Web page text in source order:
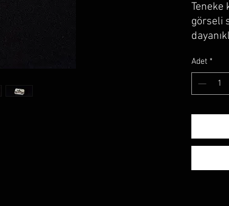
Teneke
görseli
Adet *